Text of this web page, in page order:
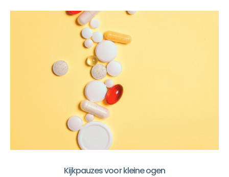
Kijkpauzes voor kleine ogen